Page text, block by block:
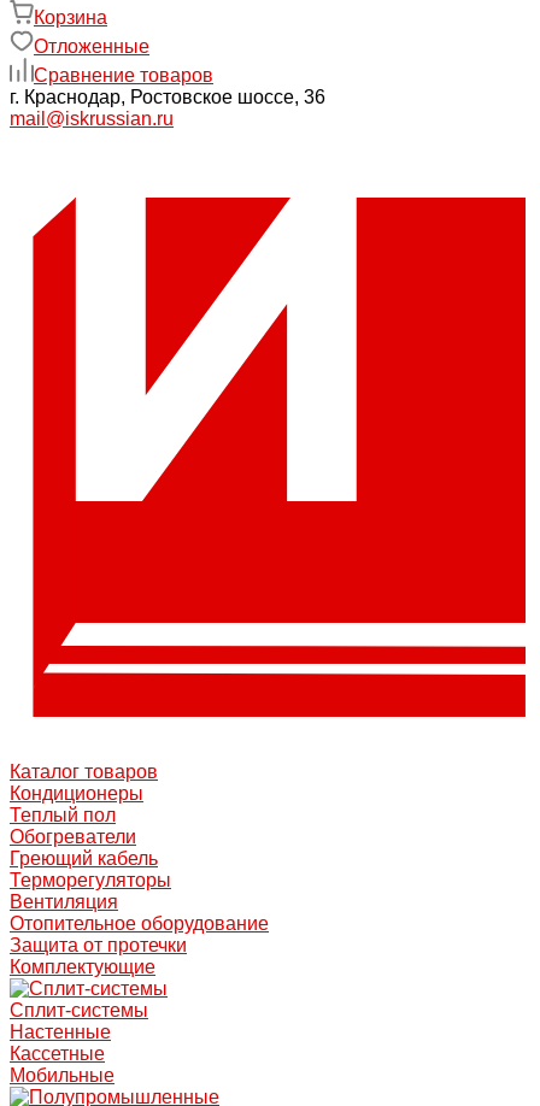
Корзина
Отложенные
Сравнение товаров
г. Краснодар, Ростовское шоссе, 36
mail@iskrussian.ru
Каталог товаров
Кондиционеры
Теплый пол
Обогреватели
Греющий кабель
Терморегуляторы
Вентиляция
Отопительное оборудование
Защита от протечки
Комплектующие
Сплит-системы
Настенные
Кассетные
Мобильные